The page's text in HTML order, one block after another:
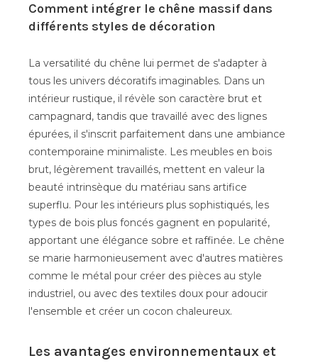
Comment intégrer le chêne massif dans
différents styles de décoration
La versatilité du chêne lui permet de s'adapter à
tous les univers décoratifs imaginables. Dans un
intérieur rustique, il révèle son caractère brut et
campagnard, tandis que travaillé avec des lignes
épurées, il s'inscrit parfaitement dans une ambiance
contemporaine minimaliste. Les meubles en bois
brut, légèrement travaillés, mettent en valeur la
beauté intrinsèque du matériau sans artifice
superflu. Pour les intérieurs plus sophistiqués, les
types de bois plus foncés gagnent en popularité,
apportant une élégance sobre et raffinée. Le chêne
se marie harmonieusement avec d'autres matières
comme le métal pour créer des pièces au style
industriel, ou avec des textiles doux pour adoucir
l'ensemble et créer un cocon chaleureux.
Les avantages environnementaux et